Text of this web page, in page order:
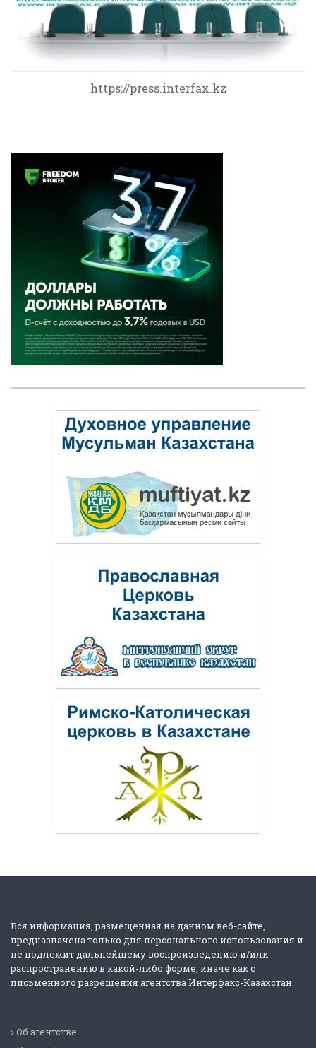
https://press.interfax.kz
Вся информация, размещенная на данном веб-сайте,
предназначена только для персонального использования и
не подлежит дальнейшему воспроизведению и/или
распространению в какой-либо форме, иначе как с
письменного разрешения агентства Интерфакс-Казахстан.
Об агентстве